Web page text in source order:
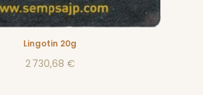
Lingotin 20g
2 730,68 €